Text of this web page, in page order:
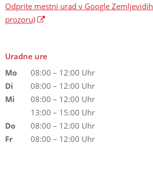
Odprite mestni urad v Google Zemljevidih
prozoru)
Uradne ure
Mo
08:00 – 12:00 Uhr
Di
08:00 – 12:00 Uhr
Mi
08:00 – 12:00 Uhr
13:00 – 15:00 Uhr
Do
08:00 – 12:00 Uhr
Fr
08:00 – 12:00 Uhr